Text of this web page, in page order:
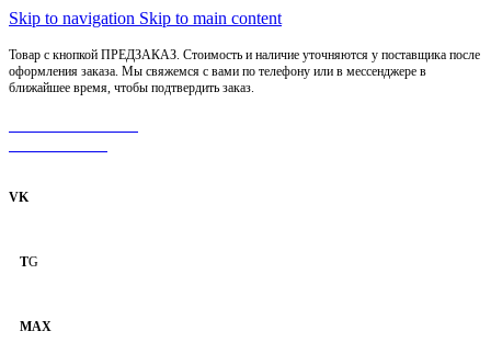
Skip to navigation Skip to main content
Товар с кнопкой ПРЕДЗАКАЗ. Стоимость и наличие уточняются у поставщика после
оформления заказа. Мы свяжемся с вами по телефону или в мессенджере в
ближайшее время, чтобы подтвердить заказ.
VK
TG
MAX